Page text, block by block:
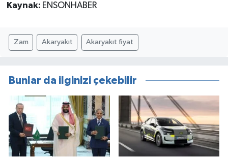
Kaynak: ENSONHABER
Zam Akaryakıt Akaryakıt fiyat
Bunlar da ilginizi çekebilir